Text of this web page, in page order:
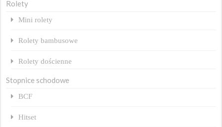
Rolety
Mini rolety
Rolety bambusowe
Rolety dościenne
Stopnice schodowe
BCF
Hitset